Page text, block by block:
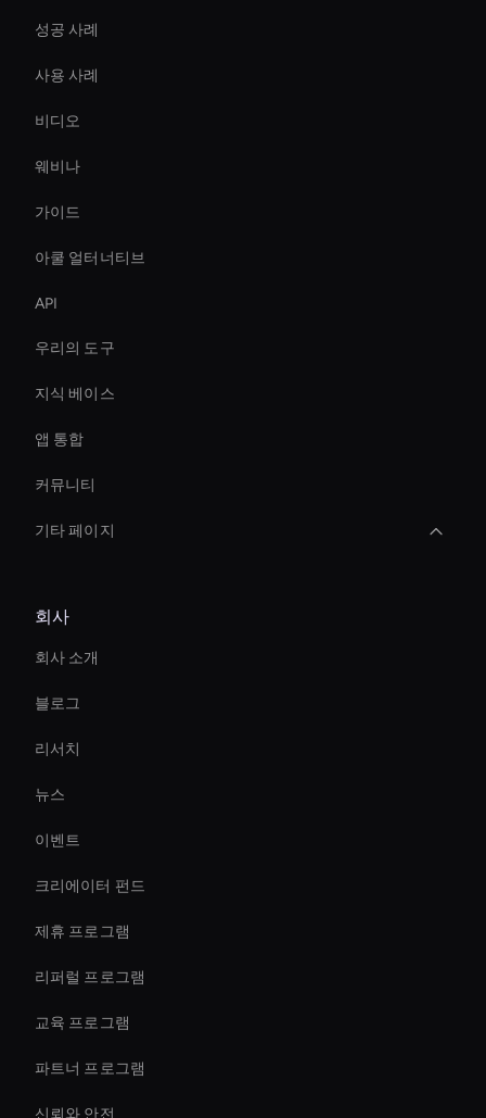
성공 사례
사용 사례
비디오
웨비나
가이드
아쿨 얼터너티브
API
우리의 도구
지식 베이스
앱 통합
커뮤니티
기타 페이지
Ecomm 판매를 즉시 늘리세요
Smart Ai Avatar
Augmented Reality Avatar
How To Create A Live Ai Avatar
Healthcare Ai Avatar
Real-Time Virtual Human
Live Video Avatar
회사
회사 소개
블로그
리서치
뉴스
이벤트
크리에이터 펀드
제휴 프로그램
리퍼럴 프로그램
교육 프로그램
파트너 프로그램
신뢰와 안전